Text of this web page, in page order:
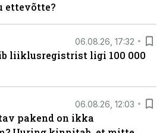
ettevõtte?
06.08.26, 17:32
liiklusregistrist ligi 100 000
06.08.26, 12:03
pakend on ikka